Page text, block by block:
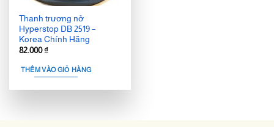
Thanh trương nở
Hyperstop DB 2519 –
Korea Chính Hãng
82.000₫
THÊM VÀO GIỎ HÀNG